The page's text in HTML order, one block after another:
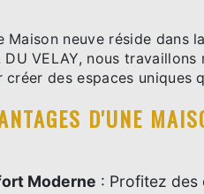
Maison neuve réside dans
DU VELAY, nous
créer des espaces uniques
D'UNE
Moderne : Profitez des